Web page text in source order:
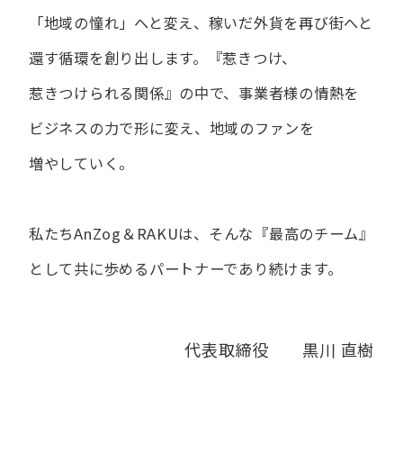
「地域の​憧れ」へと​変え、 稼いだ外貨を​再び街へと​
還す循環を​創り出します。
『惹きつけ、​
惹きつけられる​関係』の​中で、​事業者様の​情熱を​
ビジネスの​力で​形に​変え、 地域の​ファンを​
増やしていく。
私たちAnZog＆RAKUは、​そんな​『最高の​チーム』
と​して共に​歩める​パートナーであり続けます。
代表取締役 黒川 直樹